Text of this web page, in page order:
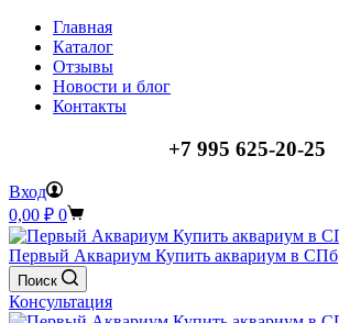
Главная
Каталог
Отзывы
Новости и блог
Контакты
+7 995 625-20-25
Вход
Корзина
0,00 ₽ 0
Первый Аквариум Купить аквариум в СПб
Поиск
Консультация